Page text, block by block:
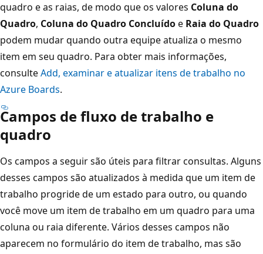
quadro e as raias, de modo que os valores Coluna do
Quadro, Coluna do Quadro Concluídoe Raia do Quadro
podem mudar quando outra equipe atualiza o mesmo
item em seu quadro. Para obter mais informações,
consulteAdd, examinar e atualizar itens de trabalho no
Azure Boards.
Campos de fluxo de trabalho e
quadro
Os campos a seguir são úteis para filtrar consultas. Alguns
desses campos são atualizados à medida que um item de
trabalho progride de um estado para outro, ou quando
você move um item de trabalho em um quadro para uma
coluna ou raia diferente. Vários desses campos não
aparecem no formulário do item de trabalho, mas são